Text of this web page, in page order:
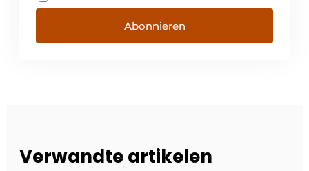
Abonnieren
Verwandte artikelen